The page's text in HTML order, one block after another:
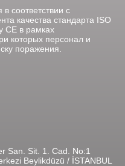
соответствии с
качества стандарта ISO
CE в рамках
которых персонал и
поражения.
San. Sit. 1. Cad. No:1
Beylikdüzü / İSTANBUL